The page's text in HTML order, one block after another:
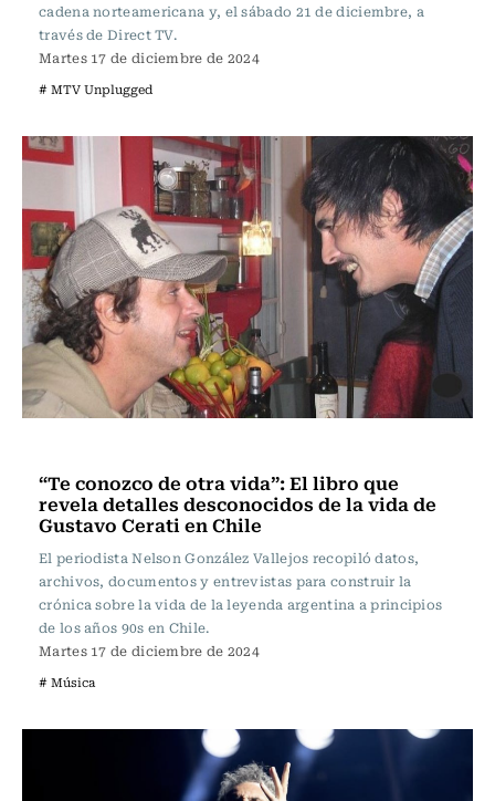
cadena norteamericana y, el sábado 21 de diciembre, a
través de Direct TV.
Martes 17 de diciembre de 2024
# MTV Unplugged
“Te conozco de otra vida”: El libro que
revela detalles desconocidos de la vida de
Gustavo Cerati en Chile
El periodista Nelson González Vallejos recopiló datos,
archivos, documentos y entrevistas para construir la
crónica sobre la vida de la leyenda argentina a principios
de los años 90s en Chile.
Martes 17 de diciembre de 2024
# Música